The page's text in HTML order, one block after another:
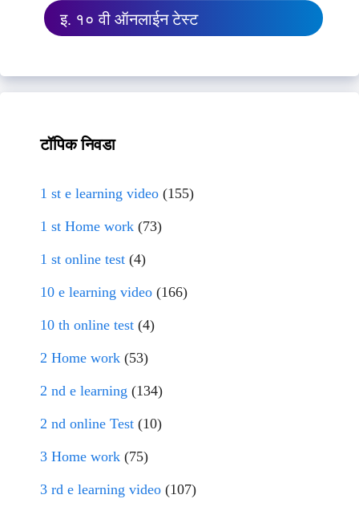
इ. १० वी ऑनलाईन टेस्ट
टॉपिक निवडा
1 st e learning video (155)
1 st Home work (73)
1 st online test (4)
10 e learning video (166)
10 th online test (4)
2 Home work (53)
2 nd e learning (134)
2 nd online Test (10)
3 Home work (75)
3 rd e learning video (107)